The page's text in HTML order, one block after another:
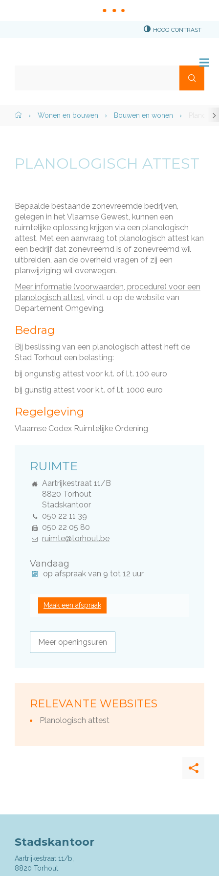
Naar
HOOG CONTRAST
Waar
op
Home">Wonen en bouwen Bouwen en wonen
PLANOLOGISCH ATTEST
Bepaalde bestaande zonevreemde bedrijven,
gelegen in het Vlaamse Gewest, kunnen een
ruimtelijke oplossing krijgen via een planologisch
attest. Met een aanvraag tot planologisch attest kan
een bedrijf dat zonevreemd is of zonevreemd wil
uitbreiden, aan de overheid vragen of zij een
planwijziging wil overwegen.
Meer informatie (voorwaarden, procedure) voor een
planologisch attest vindt u op de website van
Departement Omgeving.
Bedrag
Bij beslissing van een planologisch attest heft de
Stad Torhout een belasting:
bij ongunstig attest voor k.t. of l.t. 100 euro
bij gunstig attest voor k.t. of l.t. 1000 euro
Regelgeving
Vlaamse Codex Ruimtelijke Ordening
DIENST
RUIMTE
AdresAartrijkestraat 11/B
,8820 Torhout
Gebouw
Stadskantoor
Tel. 050 22 11 39
Fax 050 22 05 80
E- ruimte@torhout.be
Vandaag
op afspraak van 9 tot 12 uur
Maak een afspraak
Meer openingsuren
RELEVANTE WEBSITES
Planologisch attest
Deel
Stadskantoor
Aartrijkestraat 11/b,
,8820 Torhout